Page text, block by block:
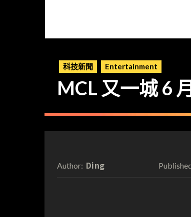
科技新聞 Entertainment
MCL 又一城 6
Author: Ding